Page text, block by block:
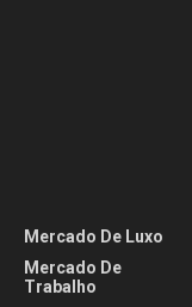
Mercado De Luxo
Mercado De
Trabalho